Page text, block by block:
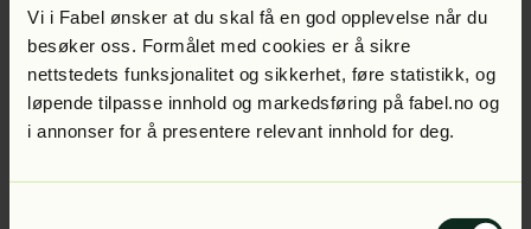
Vi i Fabel ønsker at du skal få en god opplevelse når du
besøker oss. Formålet med cookies er å sikre
nettstedets funksjonalitet og sikkerhet, føre statistikk, og
løpende tilpasse innhold og markedsføring på fabel.no og
i annonser for å presentere relevant innhold for deg.